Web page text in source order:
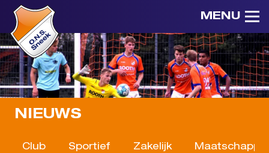
MENU
NIEUWS
Club Sportief Zakelijk